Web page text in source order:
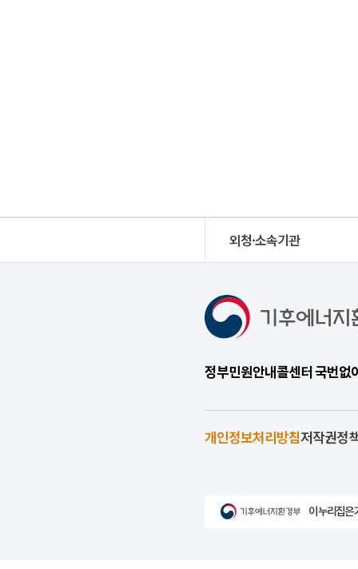
외청·소속기관
정부민원안내콜센터 국번
개인정보처리방침저작권정
이 누리집은